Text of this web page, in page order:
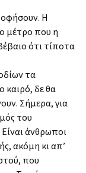
Η
μέτρο που η
ότι τίποτα
τα
καιρό, δε θα
Σήμερα, για
του
άνθρωποι
ακόμη κι απ’
που